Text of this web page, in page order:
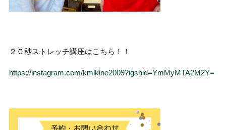
２０秒ストレッチ講座はこちら！！
https://instagram.com/kmlkine2009?igshid=YmMyMTA2M2Y=